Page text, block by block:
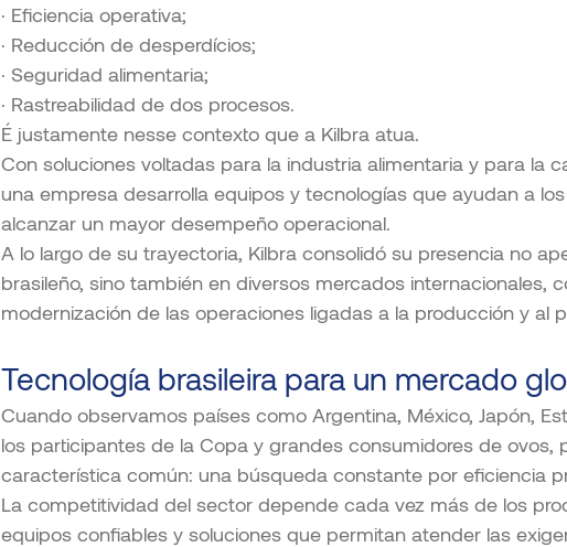
· Eficiencia operativa;
· Reducción de desperdícios;
· Seguridad alimentaria;
· Rastreabilidad de dos procesos.
É justamente nesse contexto que a Kilbra atua.
Con soluciones voltadas para la industria alimentaria y para la
una empresa desarrolla equipos y tecnologías que ayudan a
alcanzar un mayor desempeño operacional.
A lo largo de su trayectoria, Kilbra consolidó su presencia no
brasileño, sino también en diversos mercados internacionales,
modernización de las operaciones ligadas a la producción y al
Tecnología brasileira para un mercado
Cuando observamos países como Argentina, México, Japón,
los participantes de la Copa y grandes consumidores de ovos,
característica común: una búsqueda constante por eficiencia
La competitividad del sector depende cada vez más de los
equipos confiables y soluciones que permitan atender las